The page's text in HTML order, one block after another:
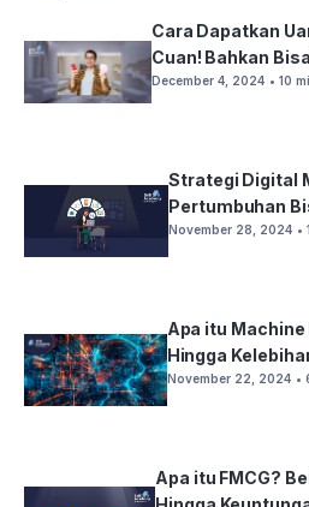
Cara Dapatkan
Cuan! Bahkan
December 4, 2024 • 10
Strategi Digital
Pertumbuhan
November 28, 2024 •
Apa itu
Hingga
November 22, 2024 •
Apa itu FMCG?